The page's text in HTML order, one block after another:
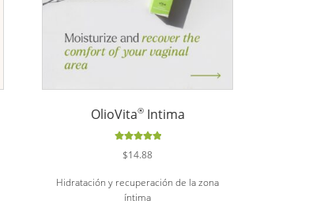
OlioVita®Intima
con
$14.88
Hidratación y recuperación de la zona
íntima